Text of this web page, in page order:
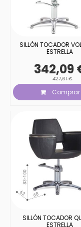
SILLÓN TOCADOR
ESTRELLA
342,09
427,61 €
Comprar
SILLÓN TOCADOR
ESTRELLA